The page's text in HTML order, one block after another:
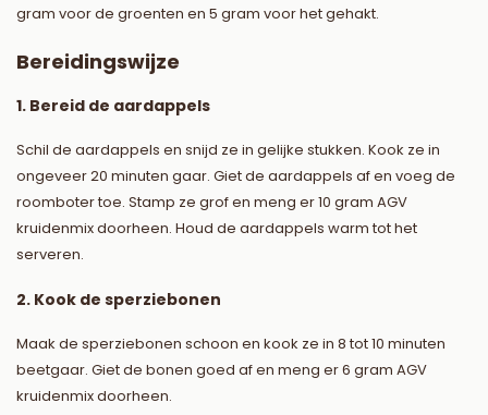
gram voor de groenten en 5 gram voor het gehakt.
Bereidingswijze
1. Bereid de aardappels
Schil de aardappels en snijd ze in gelijke stukken. Kook ze in
ongeveer 20 minuten gaar. Giet de aardappels af en voeg de
roomboter toe. Stamp ze grof en meng er 10 gram AGV
kruidenmix doorheen. Houd de aardappels warm tot het
serveren.
2. Kook de sperziebonen
Maak de sperziebonen schoon en kook ze in 8 tot 10 minuten
beetgaar. Giet de bonen goed af en meng er 6 gram AGV
kruidenmix doorheen.